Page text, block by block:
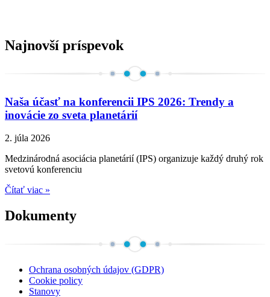
Najnovší príspevok
Naša účasť na konferencii IPS 2026: Trendy a
inovácie zo sveta planetárií
2. júla 2026
Medzinárodná asociácia planetárií (IPS) organizuje každý druhý rok
svetovú konferenciu
Čítať viac »
Dokumenty
Ochrana osobných údajov (GDPR)
Cookie policy
Stanovy